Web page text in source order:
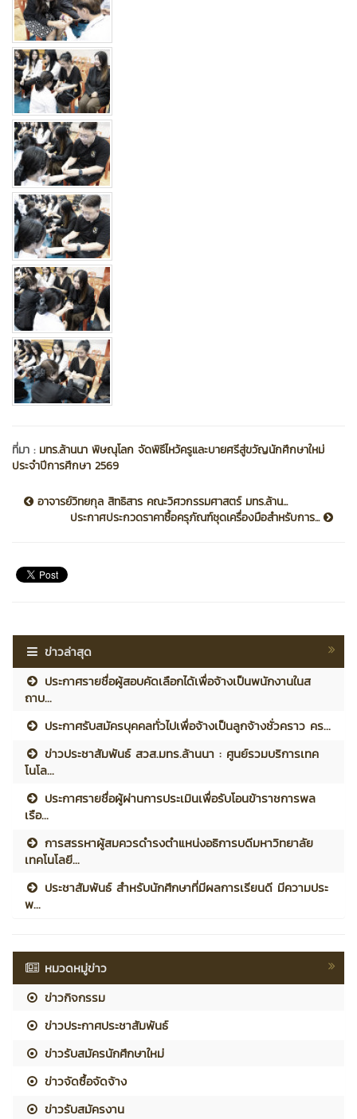
ที่มา : มทร.ล้านนา พิษณุโลก จัดพิธีไหว้ครูและบายศรีสู่ขวัญนักศึกษาใหม่
ประจำปีการศึกษา 2569
อาจารย์วิทยกุล สิทธิสาร คณะวิศวกรรมศาสตร์ มทร.ล้าน...
ประกาศประกวดราคาซื้อครุภัณฑ์ชุดเครื่องมือสำหรับการ...
ข่าวล่าสุด
ประกาศรายชื่อผู้สอบคัดเลือกได้เพื่อจ้างเป็นพนักงานในส
ถาบ...
ประกาศรับสมัครบุคคลทั่วไปเพื่อจ้างเป็นลูกจ้างชั่วคราว คร...
ข่าวประชาสัมพันธ์ สวส.มทร.ล้านนา : ศูนย์รวมบริการเทค
โนโล...
ประกาศรายชื่อผู้ผ่านการประเมินเพื่อรับโอนข้าราชการพล
เรือ...
การสรรหาผู้สมควรดำรงตำแหน่งอธิการบดีมหาวิทยาลัย
เทคโนโลยี...
ประชาสัมพันธ์ สำหรับนักศึกษาที่มีผลการเรียนดี มีความประ
พ...
หมวดหมู่ข่าว
ข่าวกิจกรรม
ข่าวประกาศประชาสัมพันธ์
ข่าวรับสมัครนักศึกษาใหม่
ข่าวจัดซื้อจัดจ้าง
ข่าวรับสมัครงาน